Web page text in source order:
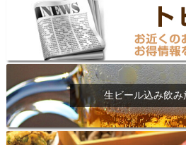
生ビール込み飲み